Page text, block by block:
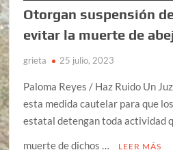
Otorgan suspensión
evitar la muerte de
grieta 25 julio, 2023
Paloma Reyes / Haz Ruido Un
esta medida cautelar para que
estatal detengan toda actividad
muerte de dichos …
LEER MÁS